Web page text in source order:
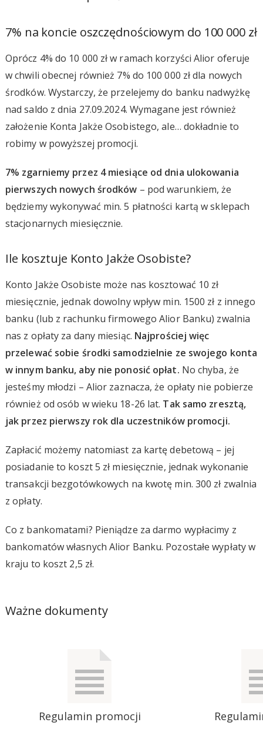
7% na koncie oszczędnościowym do 100 000 zł
Oprócz 4% do 10 000 zł w ramach korzyści Alior oferuje
w chwili obecnej również 7% do 100 000 zł dla nowych
środków. Wystarczy, że przelejemy do banku nadwyżkę
nad saldo z dnia 27.09.2024. Wymagane jest również
założenie Konta Jakże Osobistego, ale… dokładnie to
robimy w powyższej promocji.
7% zgarniemy przez 4 miesiące od dnia ulokowania
pierwszych nowych środków – pod warunkiem, że
będziemy wykonywać min. 5 płatności kartą w sklepach
stacjonarnych miesięcznie.
Ile kosztuje Konto Jakże Osobiste?
Konto Jakże Osobiste może nas kosztować 10 zł
miesięcznie, jednak dowolny wpływ min. 1500 zł z innego
banku (lub z rachunku firmowego Alior Banku) zwalnia
nas z opłaty za dany miesiąc. Najprościej więc
przelewać sobie środki samodzielnie ze swojego konta
w innym banku, aby nie ponosić opłat. No chyba, że
jesteśmy młodzi – Alior zaznacza, że opłaty nie pobierze
również od osób w wieku 18-26 lat. Tak samo zresztą,
jak przez pierwszy rok dla uczestników promocji.
Zapłacić możemy natomiast za kartę debetową – jej
posiadanie to koszt 5 zł miesięcznie, jednak wykonanie
transakcji bezgotówkowych na kwotę min. 300 zł zwalnia
z opłaty.
Co z bankomatami? Pieniądze za darmo wypłacimy z
bankomatów własnych Alior Banku. Pozostałe wypłaty w
kraju to koszt 2,5 zł.
Ważne dokumenty
Regulamin promocji